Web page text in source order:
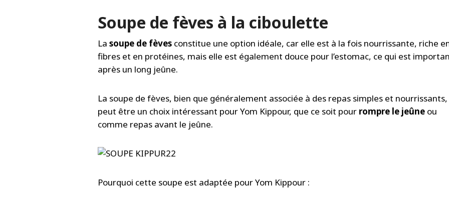
Soupe de fèves à la ciboulette
Lasoupe de fèves constitue une option idéale, car elle est à la fois nourrissante, riche
fibres et en protéines, mais elle est également douce pour l’estomac, ce qui est
après un long jeûne.
La soupe de fèves, bien que généralement associée à des repas simples et nourrissants,
peut être un choix intéressant pour Yom Kippour, que ce soit pour rompre le jeûne ou
comme repas avant le jeûne.
Pourquoi cette soupe est adaptée pour Yom Kippour :